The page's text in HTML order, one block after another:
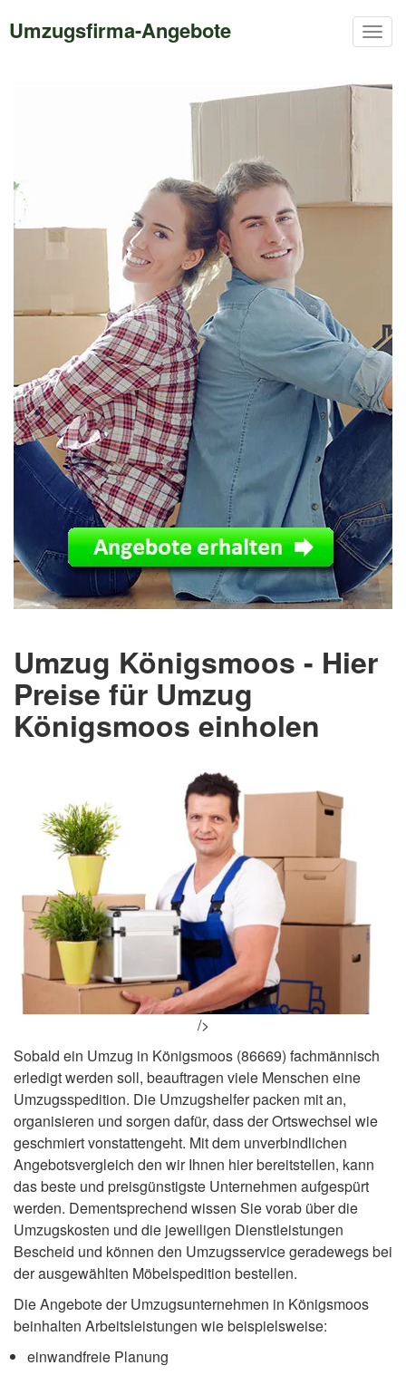
Umzugsfirma-Angebote
Umzug Königsmoos - Hier
Preise für Umzug
Königsmoos einholen
/>
Sobald ein Umzug in Königsmoos (86669) fachmännisch
erledigt werden soll, beauftragen viele Menschen eine
Umzugsspedition. Die Umzugshelfer packen mit an,
organisieren und sorgen dafür, dass der Ortswechsel wie
geschmiert vonstattengeht. Mit dem unverbindlichen
Angebotsvergleich den wir Ihnen hier bereitstellen, kann
das beste und preisgünstigste Unternehmen aufgespürt
werden. Dementsprechend wissen Sie vorab über die
Umzugskosten und die jeweiligen Dienstleistungen
Bescheid und können den Umzugsservice geradewegs bei
der ausgewählten Möbelspedition bestellen.
Die Angebote der Umzugsunternehmen in Königsmoos
beinhalten Arbeitsleistungen wie beispielsweise:
einwandfreie Planung